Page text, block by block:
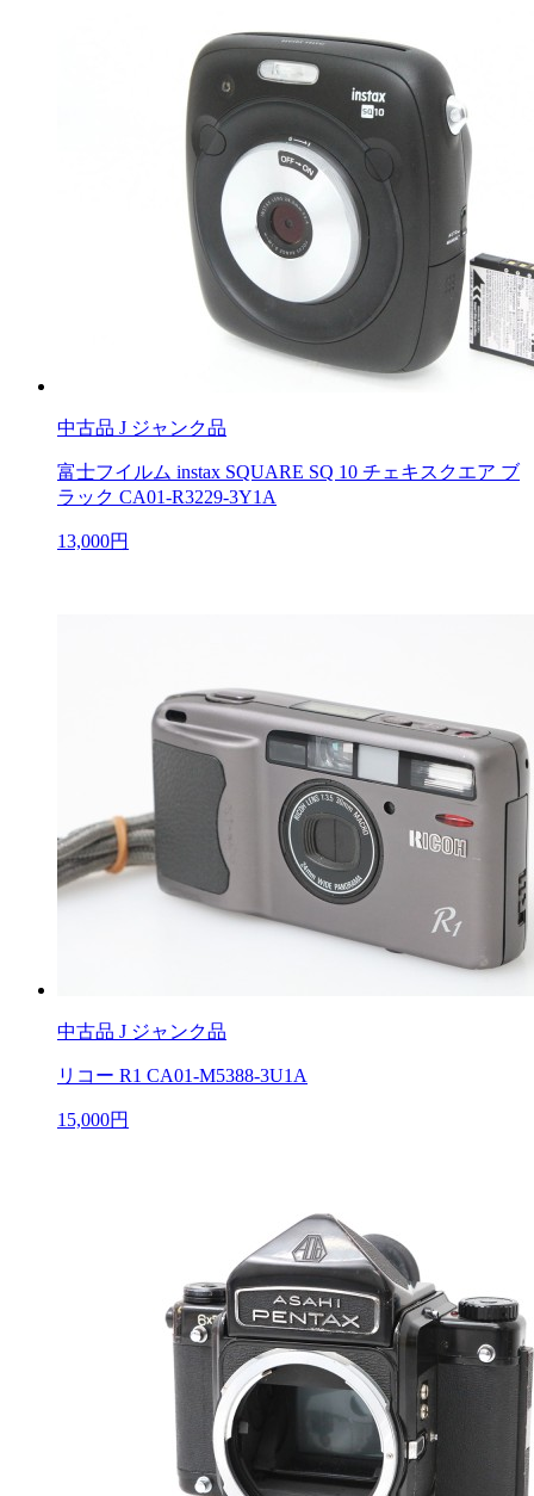
中古品 J ジャンク品
富士フイルム instax SQUARE SQ 10 チェキスクエア ブ
ラック CA01-R3229-3Y1A
13,000円
中古品 J ジャンク品
リコー R1 CA01-M5388-3U1A
15,000円